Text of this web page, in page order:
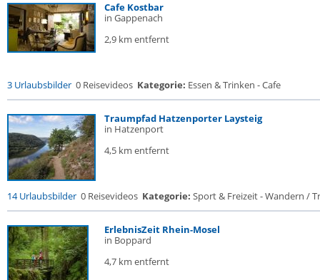
Cafe Kostbar
in Gappenach
2,9 km entfernt
3 Urlaubsbilder 0 Reisevideos Kategorie: Essen & Trinken - Cafe
Traumpfad Hatzenporter Laysteig
in Hatzenport
4,5 km entfernt
14 Urlaubsbilder 0 Reisevideos Kategorie: Sport & Freizeit - Wandern /
ErlebnisZeit Rhein-Mosel
in Boppard
4,7 km entfernt